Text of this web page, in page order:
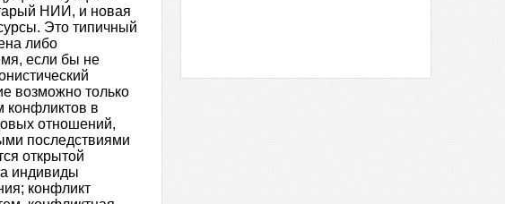
НИИ, и новая
Это типичный
либо
если бы не
возможно только
конфликтов в
отношений,
последствиями
открытой
индивиды
конфликт